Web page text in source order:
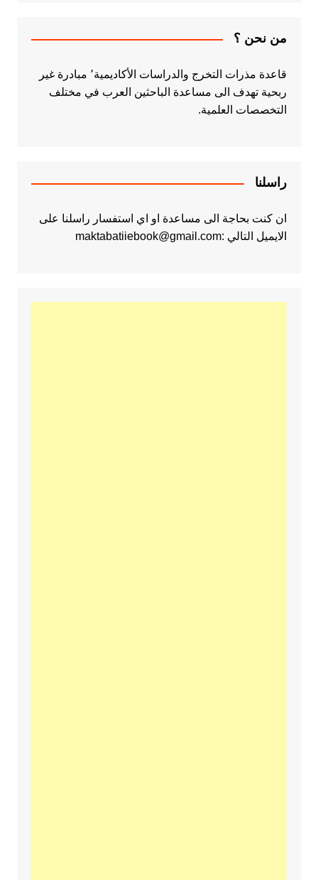
من نحن ؟
قاعدة مذرات التخرج والدراسات الأكاديمية٬ مبادرة غير
ربحية تهدف الى مساعدة الباحثين العرب في مختلف
التخصصات العلمية.
راسلنا
ان كنت بحاجة الى مساعدة او اي استفسار راسلنا على
الايميل التالي :maktabatiiebook@gmail.com